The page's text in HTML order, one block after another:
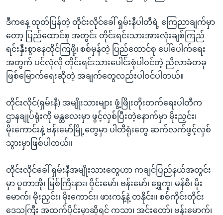
ဒီကနေ့ ထုတ်ပြန်တဲ့ တိုင်းလိုင်ခေါ် ရှမ်းနီပါတီရဲ့ ကြေညာချက်မှာ
တော့ ပြည်ထောင်စု အတွင်း တိုင်းရင်းသားအားလုံးချစ်ကြည်
ရင်းနှီးစွာနေထိုင်ကြဖို့၊ စစ်မှန်တဲ့ ပြည်ထောင်စု ပေါ်ပေါက်ရေး
အတွက် ပင်လုံလို တိုင်းရင်းသားပေါင်းစုံပါဝင်တဲ့ ညီလာခံတခု
ဖြစ်မြောက်ရေးဆိုတဲ့ အချက်တွေလည်းပါဝင်ပါတယ်။
တိုင်းလိုင်(ရှမ်းနီ) အမျိုးသားများ ဖွံ့ဖြိုးတိုးတက်ရေးပါတီက
ဌာနချုပ်ရုံးကို မန္တလေးမှာ ဖွင့်လှစ်ပြီးတဲ့နောက်မှာ မိုးညှင်း၊
မိုးကောင်းနဲ့ ဗန်းမော်မြို့တွေမှာ ပါတီရုံးတွေ ဆက်လက်ဖွင့်လှစ်
သွားမှာဖြစ်ပါတယ်။
တိုင်းလိုင်ခေါ် ရှမ်းနီအမျိုးသားတွေဟာ ကချင်ပြည်နယ်အတွင်း
မှာ ပူတာအို၊ မြစ်ကြီးနား၊ ဝိုင်းမော်၊ ဗန်းမော်၊ ရွှေကူ၊ မန်စီ၊ မိုး
မောက်၊ မိုးညှင်း၊ မိုးကောင်း၊ ဖားကန့်နဲ့ တနိုင်း။ စစ်ကိုင်းတိုင်း
ဒေသကြီး အထက်ပိုင်းမှာဆိုရင် ကသာ၊ အင်းတော်၊ ဗန်းမောက်၊